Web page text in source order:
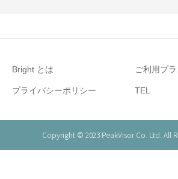
Bright とは ご利用プ
プライバシーポリシー TEL
Copyright © 2023 PeakVisor Co. Ltd. All